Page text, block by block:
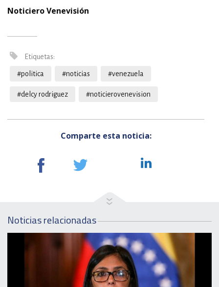
Noticiero Venevisión
Etiquetas:
#politica #noticias #venezuela
#delcy rodriguez #noticierovenevision
Comparte esta noticia:
Noticias relacionadas